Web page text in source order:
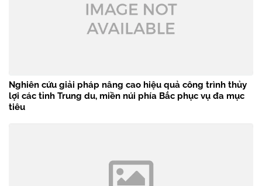
Nghiên cứu giải pháp nâng cao hiệu quả công trình thủy
lợi các tỉnh Trung du, miền núi phía Bắc phục vụ đa mục
tiêu